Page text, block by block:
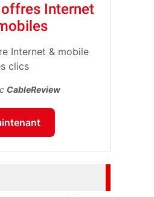
Internet
Internet & mobile
clics
CableReview